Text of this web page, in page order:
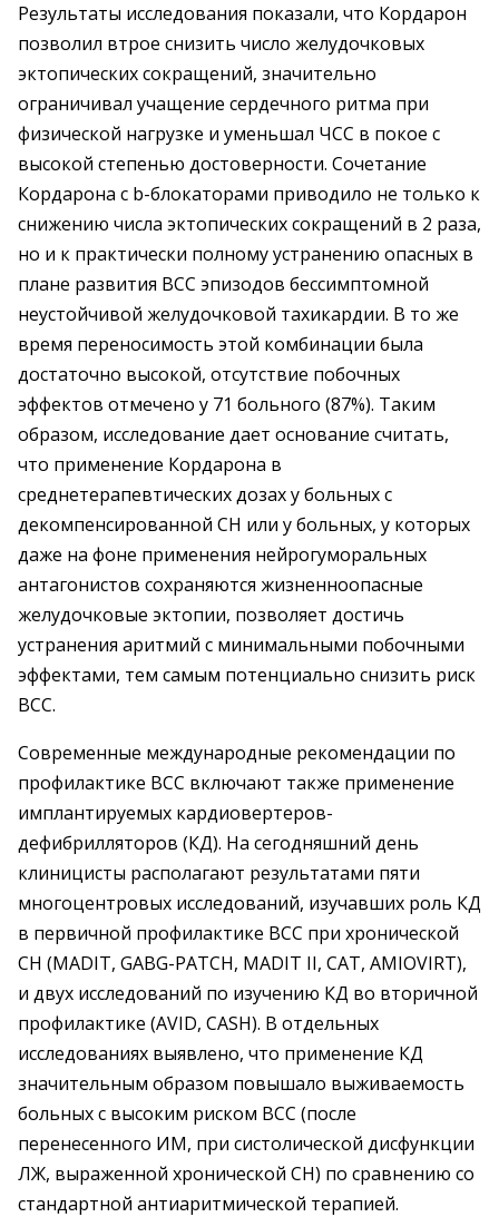
Результаты исследования показали, что Кордарон
позволил втрое снизить число желудочковых
эктопических сокращений, значительно
ограничивал учащение сердечного ритма при
физической нагрузке и уменьшал ЧСС в покое с
высокой степенью достоверности. Сочетание
Кордарона с b-блокаторами приводило не только к
снижению числа эктопических сокращений в 2 раза,
но и к практически полному устранению опасных в
плане развития ВСС эпизодов бессимптомной
неустойчивой желудочковой тахикардии. В то же
время переносимость этой комбинации была
достаточно высокой, отсутствие побочных
эффектов отмечено у 71 больного (87%). Таким
образом, исследование дает основание считать,
что применение Кордарона в
среднетерапевтических дозах у больных с
декомпенсированной СН или у больных, у которых
даже на фоне применения нейрогуморальных
антагонистов сохраняются жизненноопасные
желудочковые эктопии, позволяет достичь
устранения аритмий с минимальными побочными
эффектами, тем самым потенциально снизить риск
ВСС.
Современные международные рекомендации по
профилактике ВСС включают также применение
имплантируемых кардиовертеров-
дефибрилляторов (КД). На сегодняшний день
клиницисты располагают результатами пяти
многоцентровых исследований, изучавших роль КД
в первичной профилактике ВСС при хронической
СН (MADIT, GABG-PATCH, MADIT II, CAT, AMIOVIRT),
и двух исследований по изучению КД во вторичной
профилактике (AVID, CASH). В отдельных
исследованиях выявлено, что применение КД
значительным образом повышало выживаемость
больных с высоким риском ВСС (после
перенесенного ИМ, при систолической дисфункции
ЛЖ, выраженной хронической СН) по сравнению со
стандартной антиаритмической терапией.